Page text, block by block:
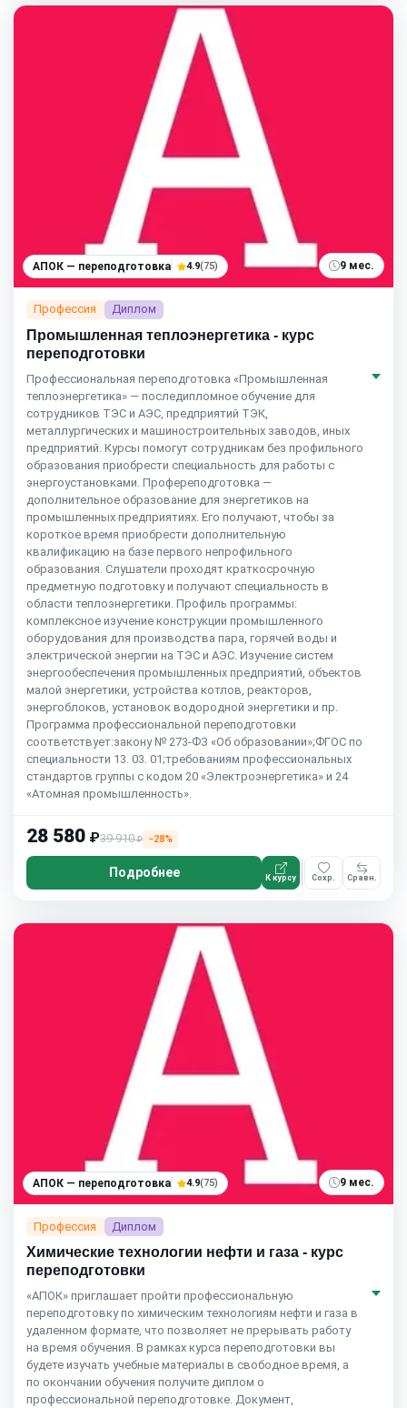
АПОК — переподготовка 4.9(75) 9 мес.
Профессия Диплом
Промышленная теплоэнергетика - курс
переподготовки
Профессиональная переподготовка «Промышленная
теплоэнергетика» — последипломное обучение для
сотрудников ТЭС и АЭС, предприятий ТЭК,
металлургических и машиностроительных заводов, иных
предприятий. Курсы помогут сотрудникам без профильного
образования приобрести специальность для работы с
энергоустановками. Профереподготовка —
дополнительное образование для энергетиков на
промышленных предприятиях. Его получают, чтобы за
короткое время приобрести дополнительную
квалификацию на базе первого непрофильного
образования. Слушатели проходят краткосрочную
предметную подготовку и получают специальность в
области теплоэнергетики. Профиль программы:
комплексное изучение конструкции промышленного
оборудования для производства пара, горячей воды и
электрической энергии на ТЭС и АЭС. Изучение систем
энергообеспечения промышленных предприятий, объектов
малой энергетики, устройства котлов, реакторов,
энергоблоков, установок водородной энергетики и пр.
Программа профессиональной переподготовки
соответствует:закону № 273-ФЗ «Об образовании»;ФГОС по
специальности 13. 03. 01;требованиям профессиональных
стандартов группы с кодом 20 «Электроэнергетика» и 24
«Атомная промышленность».
28 580 ₽39 910₽ −28%
Подробнее К курсу Сохр. Сравн.
АПОК — переподготовка 4.9(75) 9 мес.
Профессия Диплом
Химические технологии нефти и газа - курс
переподготовки
«АПОК» приглашает пройти профессиональную
переподготовку по химическим технологиям нефти и газа в
удаленном формате, что позволяет не прерывать работу
на время обучения. В рамках курса переподготовки вы
будете изучать учебные материалы в свободное время, а
по окончании обучения получите диплом о
профессиональной переподготовке. Документ,